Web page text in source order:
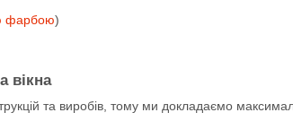
фарбою)
вікна
та виробів, тому ми докладаємо